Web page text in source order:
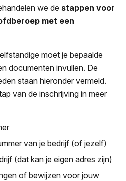
we de stappen voor
met een
moet je bepaalde
documenten invullen. De
staan hieronder vermeld.
van de inschrijving in meer
van je bedrijf (of jezelf)
(dat kan je eigen adres zijn)
of bewijzen voor jouw